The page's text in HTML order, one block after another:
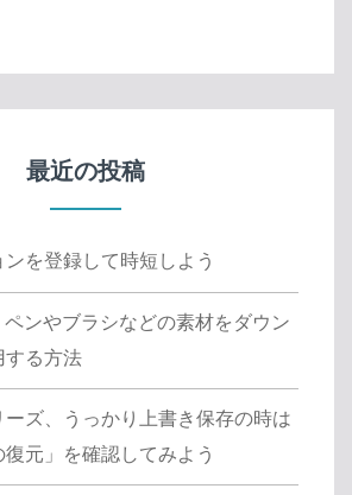
最近の投稿
を登録して時短しよう
ペンやブラシなどの素材をダウン
する方法
ズ、うっかり上書き保存の時は
復元」を確認してみよう